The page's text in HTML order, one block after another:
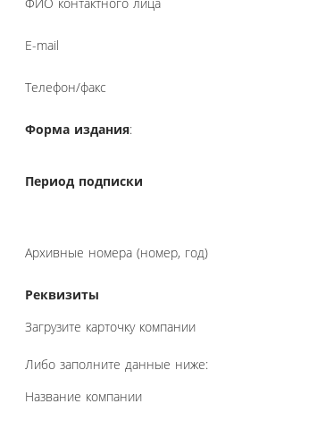
E-mail
Телефон/факс
Форма издания:
Период подписки
Архивные номера (номер, год)
Реквизиты
Загрузите карточку компании
Либо заполните данные ниже:
Название компании